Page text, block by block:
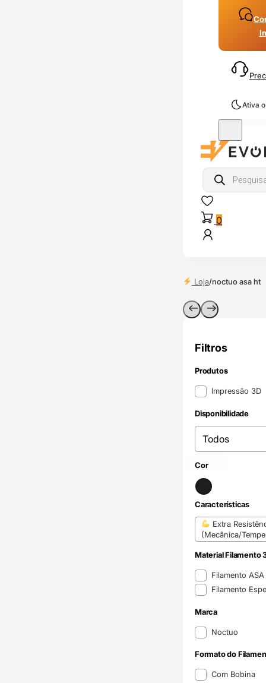
Ativa
Products
search
0
Loja/noctuo asa ht
Filtros
Produtos
ProdutosImpressão 3D
Disponibilidade
Disponibilidade
Disponibilidade
Cor
Cor
Preto
Características
Características
Extra
(Mecânica/
Material Filamento
Material Filamento
Filamento ASA
Filamento
Marca
MarcaNoctuo
Formato do
Formato do
Com Bobina